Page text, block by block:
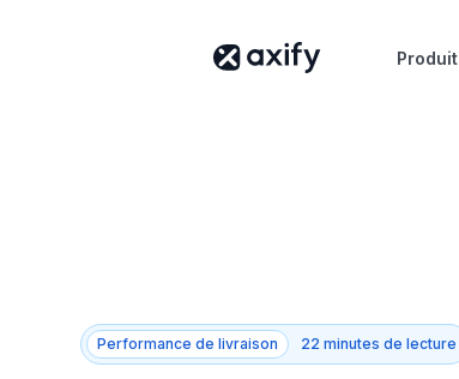
Produit
Performance de livraison 22 minutes de lecture